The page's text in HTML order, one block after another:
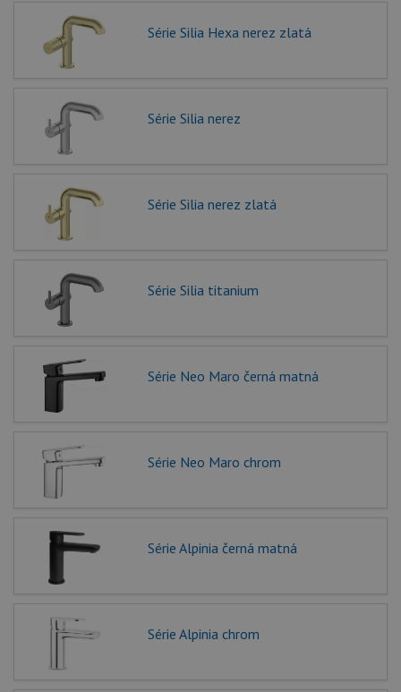
Série Silia Hexa nerez zlatá
Série Silia nerez
Série Silia nerez zlatá
Série Silia titanium
Série Neo Maro černá matná
Série Neo Maro chrom
Série Alpinia černá matná
Série Alpinia chrom